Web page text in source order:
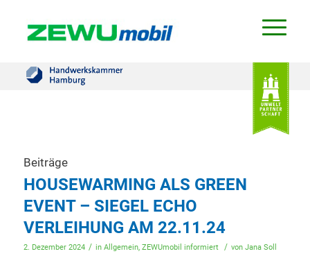
Beiträge
HOUSEWARMING ALS GREEN
EVENT – SIEGEL ECHO
VERLEIHUNG AM 22.11.24
2. Dezember 2024 / in Allgemein, ZEWUmobil informiert / von Jana Soll